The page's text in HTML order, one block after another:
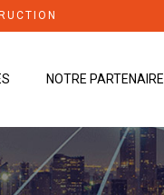
NOTRE PARTENAIRE